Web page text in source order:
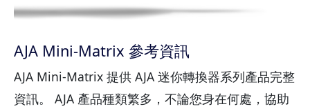
AJA Mini-Matrix 參考資訊
AJA Mini-Matrix 提供 AJA 迷你轉換器系列產品完整
資訊。 AJA 產品種類繁多，不論您身在何處，協助